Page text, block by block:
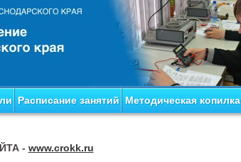
Расписание занятий Методическая копилка
- www.crokk.ru